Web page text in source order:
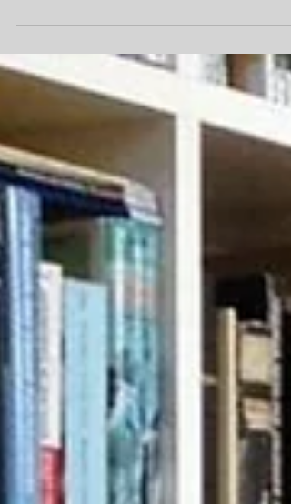
ist? Dr. Google sagt folgendes dazu:
Unzufriedenheit ist eine Einstellung zu sich
und anderen,...